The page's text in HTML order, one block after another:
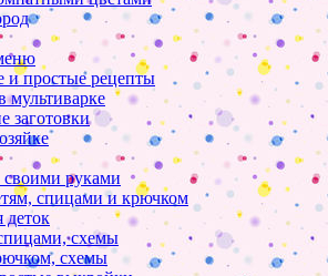
простые рецепты
мультиварке
заготовки
руками
спицами и крючком
схемы
схемы